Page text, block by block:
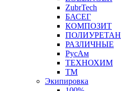
ZubrTech
БАСЕГ
КОМПОЗИТ
ПОЛИУРЕТАН
РАЗЛИЧНЫЕ
РусАм
ТЕХНОХИМ
ТМ
Экипировка